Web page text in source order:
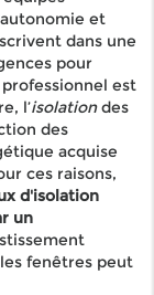
et
dans une
pour
est
l’isolationdes
des
acquise
ces raisons,
d'isolation
un
fenêtres peut